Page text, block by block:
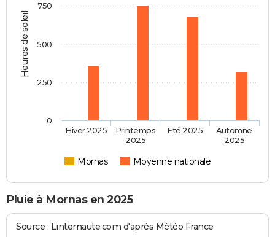
Heures de soleil
Mornas Moyenne nationale
Hiver 2025
Printemps
2025
Eté 2025
Automne
2025
0
250
500
750
Pluie à Mornas en 2025
Source : Linternaute.com d'après Météo France